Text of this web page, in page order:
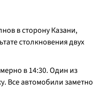
в сторону Казани,
столкновения двух
в 14:30. Один из
Все автомобили заметно